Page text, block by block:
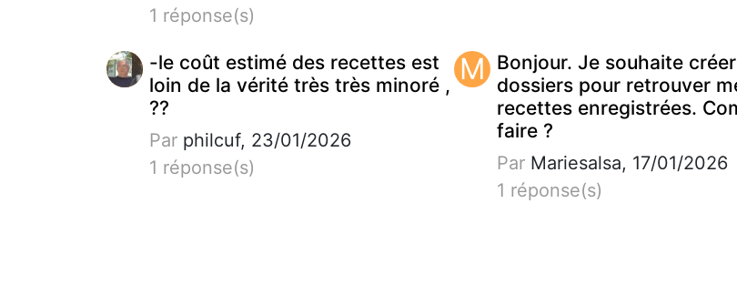
1 réponse(s)
-le coût estimé des recettes est
loin de la vérité très très minoré ,
??
Par philcuf, 23/01/2026
1 réponse(s)
M Bonjour. Je souhaite
dossiers pour retrouver
recettes enregistrées.
faire ?
ParMariesalsa, 17/01/2026
1 réponse(s)